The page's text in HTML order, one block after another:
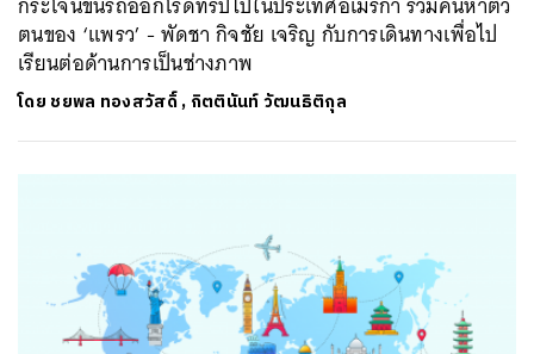
ตนของ ‘แพรว’ - พัดชา กิจชัย เจริญ กับการเดินทางเพื่อไป
เรียนต่อด้านการเป็นช่างภาพ
โดย ชยพล ทองสวัสดิ์, กิตตินันท์ วัฒนธิติกุล